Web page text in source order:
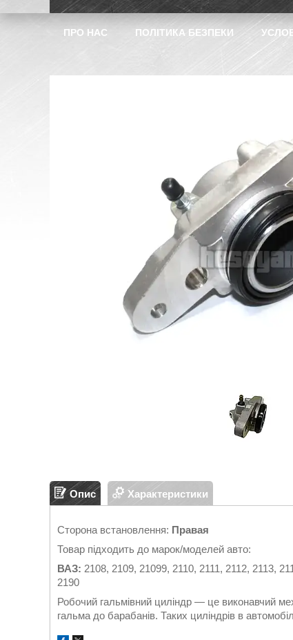
ПРО НАС ПОЛІТИКА БЕЗПЕКИ
Опис Характеристики
Сторона встановлення: Правая
Товар підходить до марок/моделей авто:
ВАЗ: 2108, 2109, 21099, 2110, 2111, 2112, 2113,
2190
Робочий гальмівний циліндр — це виконавчий
гальма до барабанів. Таких циліндрів в